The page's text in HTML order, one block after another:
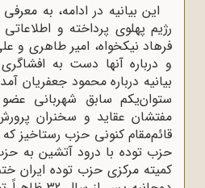
این بیانیه در ادامه، به
رژیم پهلوی پرداخته و
فرهاد نیکخواه، امیر طاهری و
و درباره آنها دست به
بیانیه درباره محمود جعفریان
ستوان‌یکم سابق شهربانی
مفتشان عقاید و سخنران
قائم‌مقام کنونی حزب رستاخیز
حزب توده با درود آتشین به
کمیته مرکزی حزب توده